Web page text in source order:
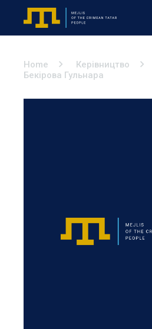
Home
Керівництво
Бекірова Гульнара